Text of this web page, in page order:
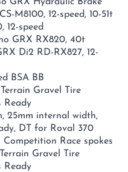
M8100, 12-speed, 10-51t
12-speed
GRX RX820, 40t
Di2 RD-RX827, 12-
BSA BB
Gravel Tire
Ready
25mm internal width,
DT for Roval 370
Competition Race spokes
Gravel Tire
Ready